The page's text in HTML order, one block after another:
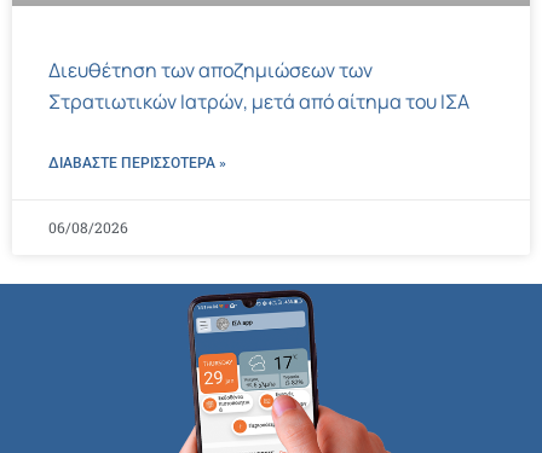
Διευθέτηση των αποζημιώσεων των
Στρατιωτικών Ιατρών, μετά από αίτημα του ΙΣΑ
ΔΙΑΒΑΣΤΕ ΠΕΡΙΣΣΌΤΕΡΑ »
06/08/2026